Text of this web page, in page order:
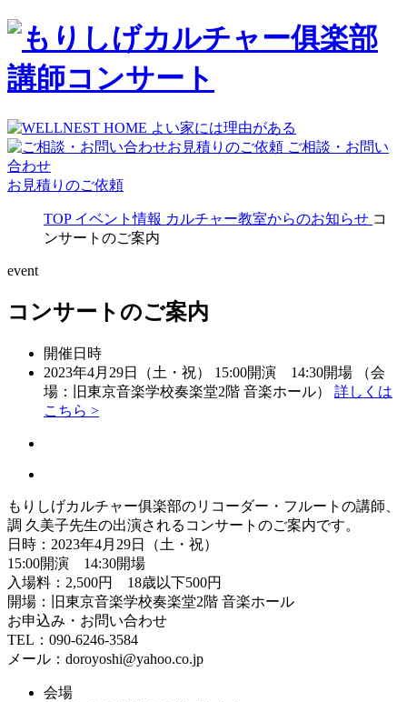
ご相談・お問い
合わせ
お見積りのご依頼
TOP イベント情報 カルチャー教室からのお知らせ コ
ンサートのご案内
event
コンサートのご案内
開催日時
2023年4月29日（土・祝） 15:00開演 14:30開場 （会
場：旧東京音楽学校奏楽堂2階 音楽ホール） 詳しくは
こちら >
もりしげカルチャー俱楽部のリコーダー・フルートの講師、
調 久美子先生の出演されるコンサートのご案内です。
日時：2023年4月29日（土・祝）
15:00開演 14:30開場
入場料：2,500円 18歳以下500円
開場：旧東京音楽学校奏楽堂2階 音楽ホール
お申込み・お問い合わせ
TEL：090-6246-3584
メール：doroyoshi@yahoo.co.jp
会場